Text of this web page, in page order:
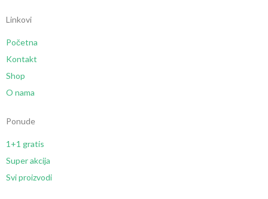
Linkovi
Početna
Kontakt
Shop
O nama
Ponude
1+1 gratis
Super akcija
Svi proizvodi